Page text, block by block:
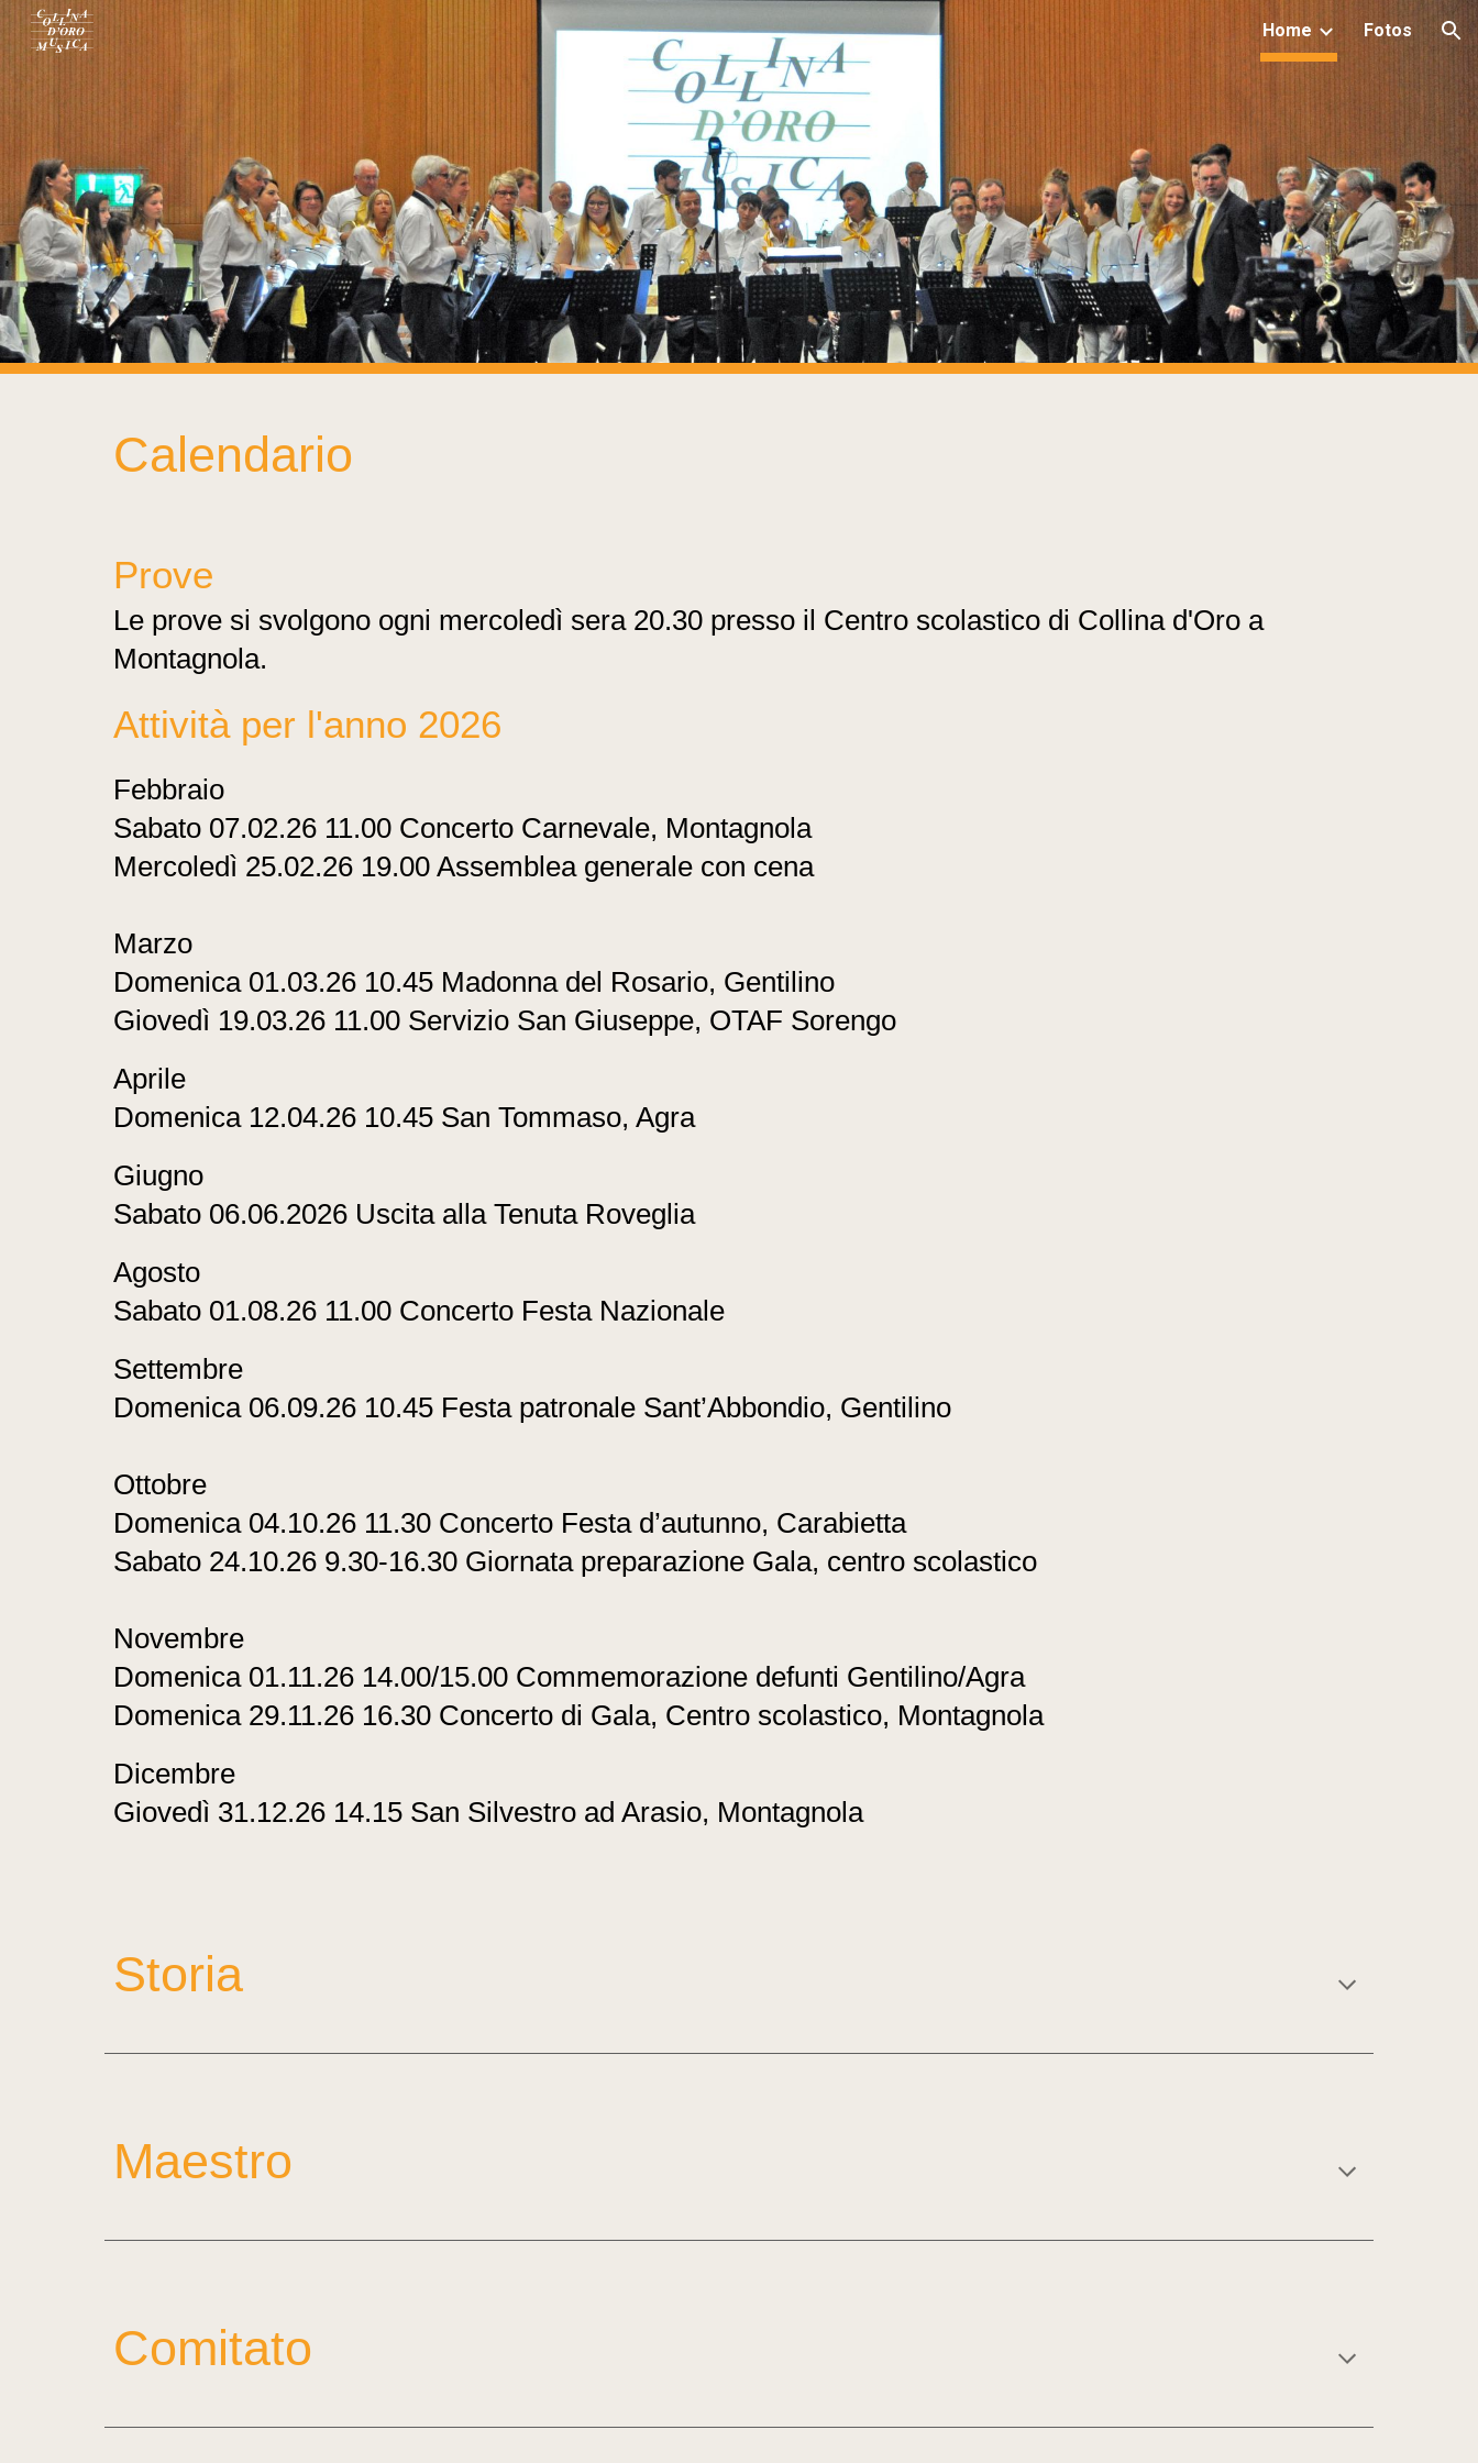
Skip to navigation Home Fotos
Calendario
Prove
Le prove si svolgono ogni mercoledì sera 20.30 presso il Centro scolastico di Collina d'Oro a
Montagnola.
Attività per l'anno 2026
Febbraio
Sabato 07.02.26 11.00 Concerto Carnevale, Montagnola
Mercoledì 25.02.26 19.00 Assemblea generale con cena
Marzo
Domenica 01.03.26 10.45 Madonna del Rosario, Gentilino
Giovedì 19.03.26 11.00 Servizio San Giuseppe, OTAF Sorengo
Aprile
Domenica 12.04.26 10.45 San Tommaso, Agra
Giugno
Sabato 06.06.2026 Uscita alla Tenuta Roveglia
Agosto
Sabato 01.08.26 11.00 Concerto Festa Nazionale
Settembre
Domenica 06.09.26 10.45 Festa patronale Sant’Abbondio, Gentilino
Ottobre
Domenica 04.10.26 11.30 Concerto Festa d’autunno, Carabietta
Sabato 24.10.26 9.30-16.30 Giornata preparazione Gala, centro scolastico
Novembre
Domenica 01.11.26 14.00/15.00 Commemorazione defunti Gentilino/Agra
Domenica 29.11.26 16.30 Concerto di Gala, Centro scolastico, Montagnola
Dicembre
Giovedì 31.12.26 14.15 San Silvestro ad Arasio, Montagnola
Storia
Maestro
Comitato